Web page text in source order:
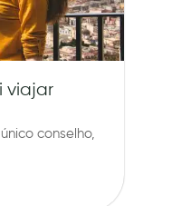
viajar
conselho,